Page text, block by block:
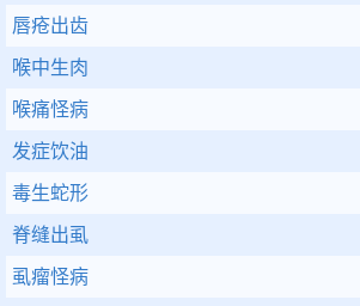
唇疮出齿
喉中生肉
喉痛怪病
发症饮油
毒生蛇形
脊缝出虱
虱瘤怪病